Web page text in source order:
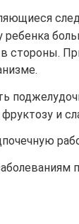
ребенка
стороны.
и